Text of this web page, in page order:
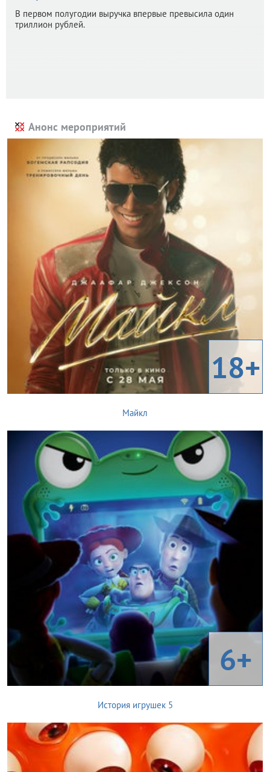
В первом полугодии выручка впервые превысила один
триллион рублей.
Анонс мероприятий
18+
Майкл
6+
История игрушек 5